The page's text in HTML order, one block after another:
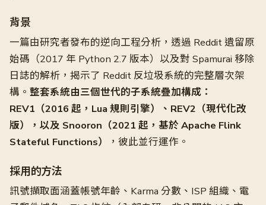
背景
一篇由研究者發布的逆向工程分析，透過 Reddit 遺留原
始碼（2017 年 Python 2.7 版本）以及對 Spamurai 移除
日誌的解析，揭示了 Reddit 反垃圾系統的完整層次架
構。 整套系統由三個世代的子系統疊加構成：
REV1（2016 起，Lua 規則引擎）、REV2（現代化改
版），以及 Snooron（2021 起，基於 Apache Flink
Stateful Functions）
，彼此並行運作。
採用的方法
訊號擷取面涵蓋帳號年齡、Karma 分數、ISP 組織、電